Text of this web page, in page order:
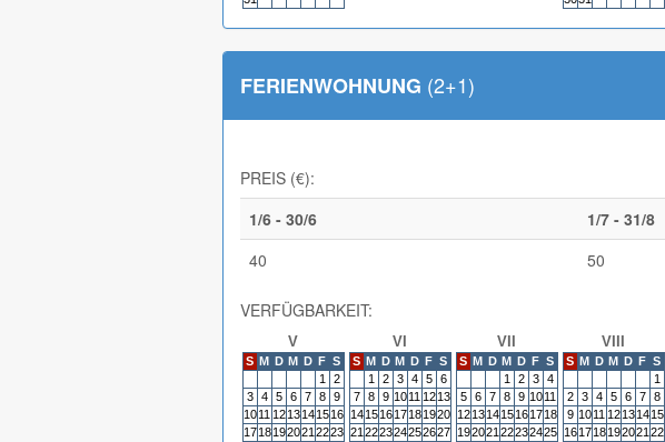
FERIENWOHNUNG (2+1)
PREIS (€):
1/6 - 30/6
1/7 - 31/8
40
50
VERFÜGBARKEIT:
V
S M D M D F S
1
2
3
4 5 6 7 8
9
10 11 12 13 14 15 16
17 18 192021 2223
VI
S M D M D F S
1
2 3 4 5
6
7
8 9 10 11 12 13
14 15 16 17 18 1920
21 222324252627
VII
S M D M D F S
1
2 3
4
5
6 7 8 9 10 11
12 13 14 15 16 17 18
192021 22232425
VIII
S M D M D F S
1
2
3 4 5 6 7
8
9 10 11 12 13 14 15
16 17 18 192021 22